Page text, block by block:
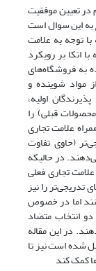
در تعیین موفقیت
این سوال است
توجه به علامت
اتکا بر رویکرد
کننده به فروشگاه‌های
مواد شوینده و
اولیه،
قبلی) را
علامت تجاری
(حاوی تفاوت
در حالیکه
تجاری فعلی
را نیز
اما در خصوص
انتخاب متضاد
در این مقاله
شده است نیز تا
کمک کند